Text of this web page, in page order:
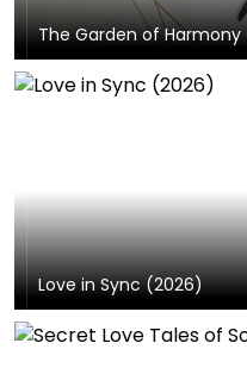
The Garden of Harmony
Love in Sync (2026)